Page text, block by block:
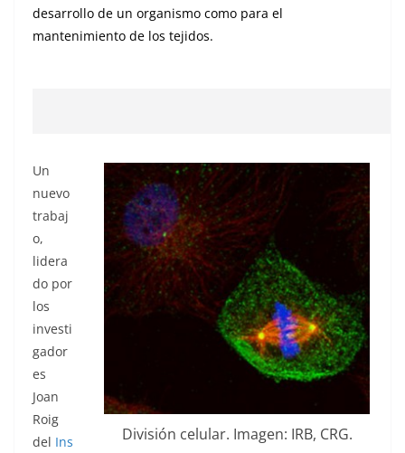
desarrollo de un organismo como para el
mantenimiento de los tejidos.
División celular. Imagen: IRB, CRG.
Un
nuevo
trabaj
o,
lidera
do por
los
investi
gador
es
Joan
Roig
del Ins